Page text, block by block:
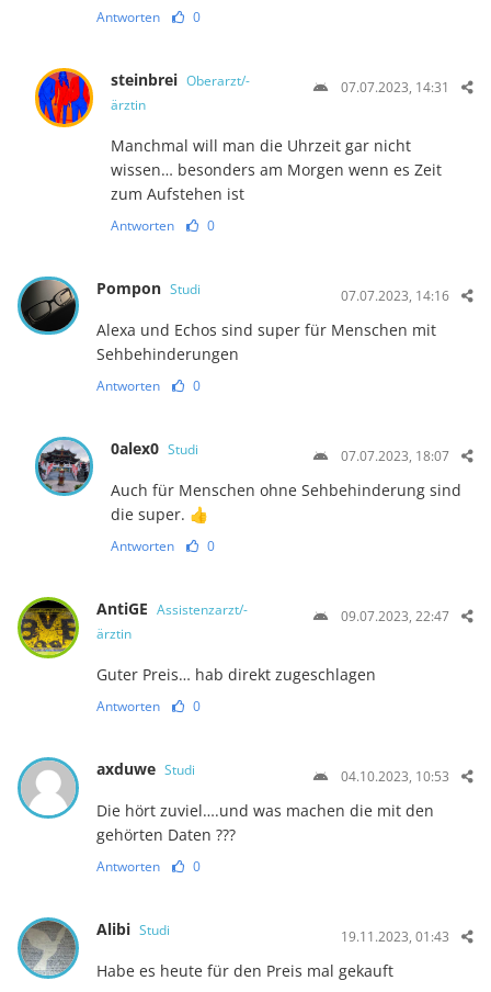
Antworten 0
steinbrei Oberarzt/-
ärztin
07.07.2023, 14:31
Manchmal will man die Uhrzeit gar nicht
wissen… besonders am Morgen wenn es Zeit
zum Aufstehen ist
Antworten 0
Pompon Studi 07.07.2023, 14:16
Alexa und Echos sind super für Menschen mit
Sehbehinderungen
Antworten 0
0alex0 Studi 07.07.2023, 18:07
Auch für Menschen ohne Sehbehinderung sind
die super. 👍
Antworten 0
AntiGE Assistenzarzt/-
ärztin
09.07.2023, 22:47
Guter Preis… hab direkt zugeschlagen
Antworten 0
axduwe Studi 04.10.2023, 10:53
Die hört zuviel….und was machen die mit den
gehörten Daten ???
Antworten 0
Alibi Studi 19.11.2023, 01:43
Habe es heute für den Preis mal gekauft